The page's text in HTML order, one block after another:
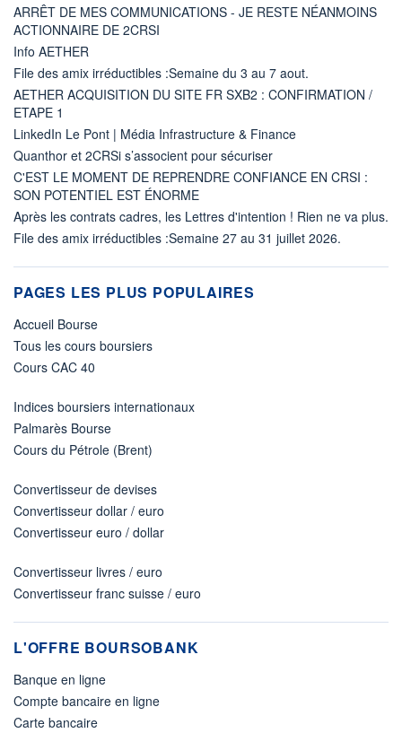
ARRÊT DE MES COMMUNICATIONS - JE RESTE NÉANMOINS
ACTIONNAIRE DE 2CRSI
Info AETHER
File des amix irréductibles :Semaine du 3 au 7 aout.
AETHER ACQUISITION DU SITE FR SXB2 : CONFIRMATION /
ETAPE 1
LinkedIn Le Pont | Média Infrastructure & Finance
Quanthor et 2CRSi s’associent pour sécuriser
C'EST LE MOMENT DE REPRENDRE CONFIANCE EN CRSI :
SON POTENTIEL EST ÉNORME
Après les contrats cadres, les Lettres d'intention ! Rien ne va plus.
File des amix irréductibles :Semaine 27 au 31 juillet 2026.
PAGES LES PLUS POPULAIRES
Accueil Bourse
Tous les cours boursiers
Cours CAC 40
Indices boursiers internationaux
Palmarès Bourse
Cours du Pétrole (Brent)
Convertisseur de devises
Convertisseur dollar / euro
Convertisseur euro / dollar
Convertisseur livres / euro
Convertisseur franc suisse / euro
L'OFFRE BOURSOBANK
Banque en ligne
Compte bancaire en ligne
Carte bancaire